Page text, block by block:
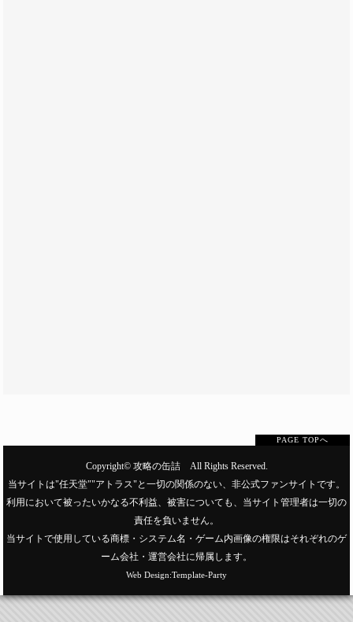
PAGE TOPへ
Copyright© 攻略の缶詰All Rights Reserved.
当サイトは"任天堂""アトラス"と一切の関係のない、非公式ファンサイトです。
利用において被ったいかなる不利益、被害についても、当サイト管理者は一切の
責任を負いません。
当サイトで使用している商標・システム名・ゲーム内画像の権限はそれぞれのゲ
ーム会社・運営会社に帰属します。
Web Design:Template-Party